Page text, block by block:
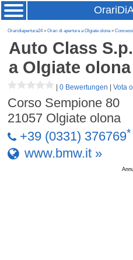
Oraridiapertura24»Orari di apertura a Olgiate olona»
Auto Class
a Olgiate olona
|0 Bewertungen |Vota
Corso Sempione 80
21057 Olgiate olona
+39 (0331) 376769*
www.bmw.it »